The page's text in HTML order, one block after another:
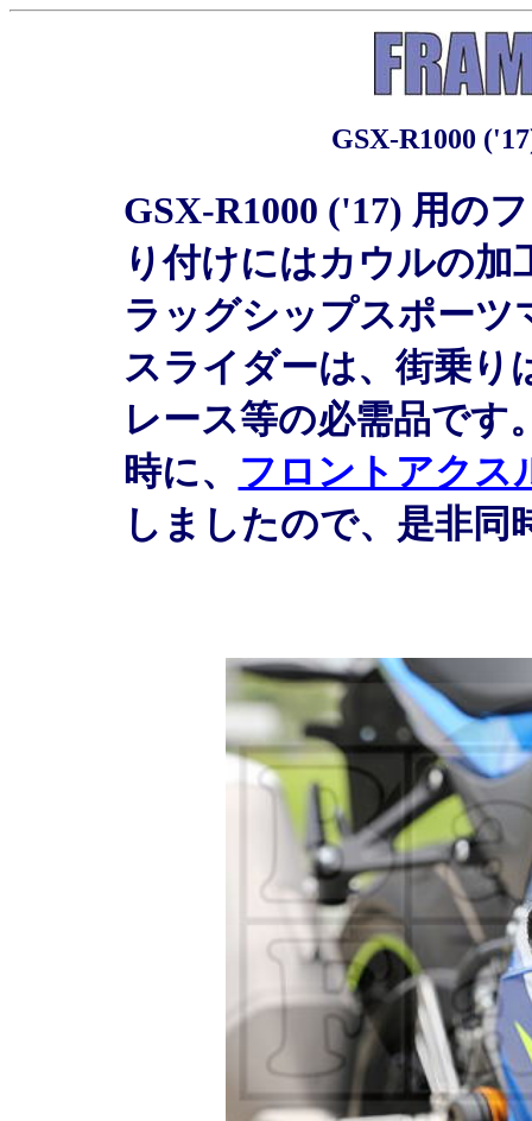
GSX-R1000
GSX-R1000 ('17) 用の
り付けにはカウルの
ラッグシップスポー
スライダーは、街乗り
レース等の必需品で
時に、 フロントアクス
しましたので、是非同